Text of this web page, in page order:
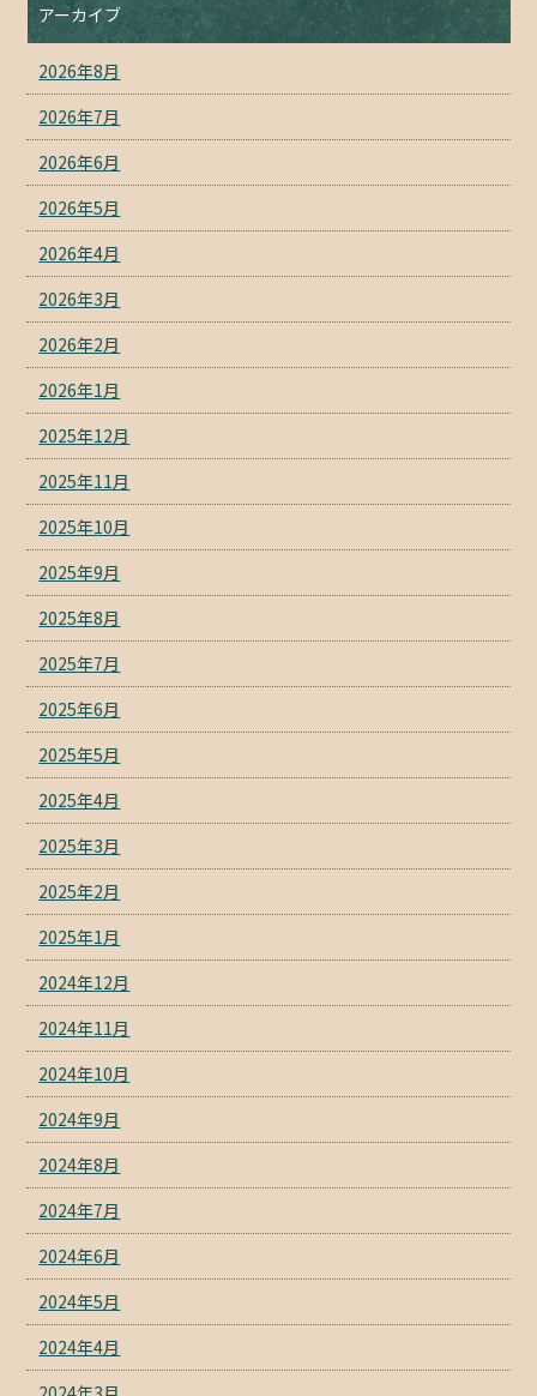
アーカイブ
2026年8月
2026年7月
2026年6月
2026年5月
2026年4月
2026年3月
2026年2月
2026年1月
2025年12月
2025年11月
2025年10月
2025年9月
2025年8月
2025年7月
2025年6月
2025年5月
2025年4月
2025年3月
2025年2月
2025年1月
2024年12月
2024年11月
2024年10月
2024年9月
2024年8月
2024年7月
2024年6月
2024年5月
2024年4月